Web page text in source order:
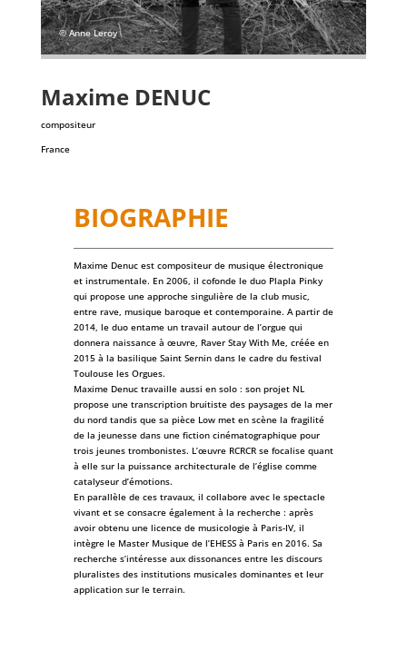
© Anne Leroy
Maxime DENUC
compositeur
France
BIOGRAPHIE
Maxime Denuc est compositeur de musique électronique
et instrumentale. En 2006, il cofonde le duo Plapla Pinky
qui propose une approche singulière de la club music,
entre rave, musique baroque et contemporaine. A partir de
2014, le duo entame un travail autour de l’orgue qui
donnera naissance à œuvre, Raver Stay With Me, créée en
2015 à la basilique Saint Sernin dans le cadre du festival
Toulouse les Orgues.
Maxime Denuc travaille aussi en solo : son projet NL
propose une transcription bruitiste des paysages de la mer
du nord tandis que sa pièce Low met en scène la fragilité
de la jeunesse dans une fiction cinématographique pour
trois jeunes trombonistes. L’œuvre RCRCR se focalise quant
à elle sur la puissance architecturale de l’église comme
catalyseur d’émotions.
En parallèle de ces travaux, il collabore avec le spectacle
vivant et se consacre également à la recherche : après
avoir obtenu une licence de musicologie à Paris-IV, il
intègre le Master Musique de l’EHESS à Paris en 2016. Sa
recherche s’intéresse aux dissonances entre les discours
pluralistes des institutions musicales dominantes et leur
application sur le terrain.